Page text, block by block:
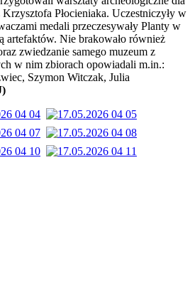
Płocieniaka. Uczestniczyły w
medali przeczesywały Planty w
Nie brakowało również
zwiedzanie samego muzeum z
w nim zbiorach opowiadali m.in.:
Szymon Witczak, Julia